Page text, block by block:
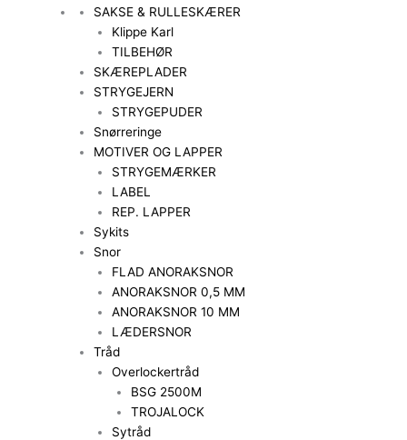
SAKSE & RULLESKÆRER
Klippe Karl
TILBEHØR
SKÆREPLADER
STRYGEJERN
STRYGEPUDER
Snørreringe
MOTIVER OG LAPPER
STRYGEMÆRKER
LABEL
REP. LAPPER
Sykits
Snor
FLAD ANORAKSNOR
ANORAKSNOR 0,5 MM
ANORAKSNOR 10 MM
LÆDERSNOR
Tråd
Overlockertråd
BSG 2500M
TROJALOCK
Sytråd